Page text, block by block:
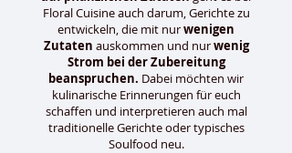
Floral Cuisine auch darum, Gerichte zu
entwickeln, die mit nurwenigen
Zutaten auskommen und nurwenig
Strom bei der Zubereitung
beanspruchen. Dabei möchten wir
kulinarische Erinnerungen für euch
schaffen und interpretieren auch mal
traditionelle Gerichte oder typisches
Soulfood neu.